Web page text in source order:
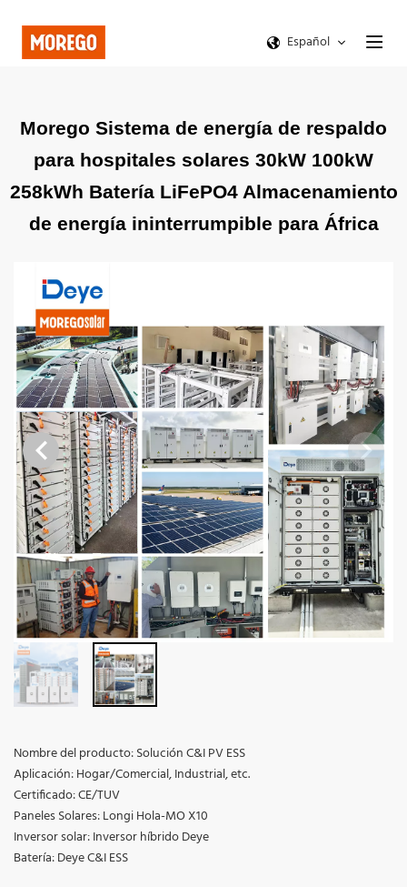
Español
Morego Sistema de energía de respaldo
para hospitales solares 30kW 100kW
258kWh Batería LiFePO4 Almacenamiento
de energía ininterrumpible para África
Nombre del producto: Solución C&I PV ESS
Aplicación: Hogar/Comercial, Industrial, etc.
Certificado: CE/TUV
Paneles Solares: Longi Hola-MO X10
Inversor solar: Inversor híbrido Deye
Batería: Deye C&I ESS